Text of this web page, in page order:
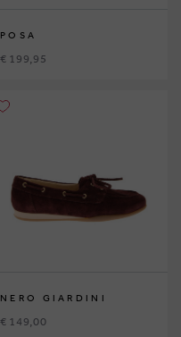
POSA
€ 199,95
NERO GIARDINI
€ 149,00